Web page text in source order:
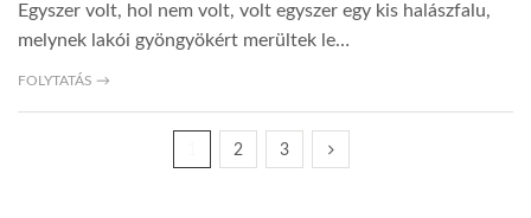
Egyszer volt, hol nem volt, volt egyszer egy kis halászfalu,
melynek lakói gyöngyökért merültek le…
FOLYTATÁS →
2 3